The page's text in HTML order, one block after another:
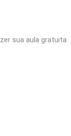
sua aula gratuita